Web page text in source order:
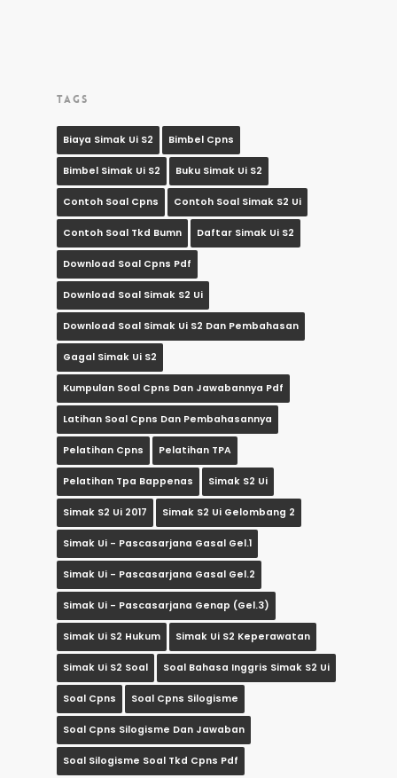
TAGS
Biaya Simak Ui S2 Bimbel Cpns
Bimbel Simak Ui S2 Buku Simak Ui S2
Contoh Soal Cpns Contoh Soal Simak S2 Ui
Contoh Soal Tkd Bumn Daftar Simak Ui S2
Download Soal Cpns Pdf
Download Soal Simak S2 Ui
Download Soal Simak Ui S2 Dan Pembahasan
Gagal Simak Ui S2
Kumpulan Soal Cpns Dan Jawabannya Pdf
Latihan Soal Cpns Dan Pembahasannya
Pelatihan Cpns Pelatihan TPA
Pelatihan Tpa Bappenas Simak S2 Ui
Simak S2 Ui 2017 Simak S2 Ui Gelombang 2
Simak Ui - Pascasarjana Gasal Gel.1
Simak Ui - Pascasarjana Gasal Gel.2
Simak Ui - Pascasarjana Genap (gel.3)
Simak Ui S2 Hukum Simak Ui S2 Keperawatan
Simak Ui S2 Soal Soal Bahasa Inggris Simak S2 Ui
Soal Cpns Soal Cpns Silogisme
Soal Cpns Silogisme Dan Jawaban
Soal Silogisme Soal Tkd Cpns Pdf